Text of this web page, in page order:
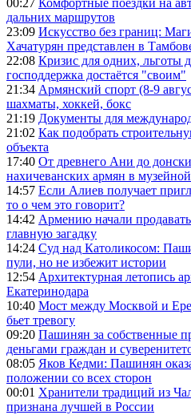
00:27 Комфортные поездки на
дальних маршрутов
23:09 Искусство без границ:
Хачатурян представлен в
22:08 Кризис для одних, льготы
господдержка достаётся "своим"
21:34 Армянский спорт (8-9
шахматы, хоккей, бокс
21:19 Документы для
21:02 Как подобрать
объекта
17:40 От древнего Ани до
нахичеванских армян в
14:57 Если Алиев получает
то о чем это говорит?
14:42 Армению начали
главную загадку
14:24 Суд над Католикосом:
пули, но не избежит истории
12:54 Архитектурная летопись
Екатеринодара
10:40 Мост между Москвой и
бьет тревогу
09:20 Пашинян за собственные
деньгами граждан и
08:05 Яков Кедми: Пашинян
положении со всех сторон
00:01 Хранители традиций из
признана лучшей в России